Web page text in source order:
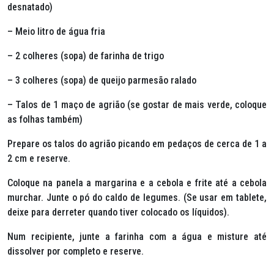
desnatado)
– Meio litro de água fria
– 2 colheres (sopa) de farinha de trigo
– 3 colheres (sopa) de queijo parmesão ralado
– Talos de 1 maço de agrião (se gostar de mais verde, coloque
as folhas também)
Prepare os talos do agrião picando em pedaços de cerca de 1 a
2 cm e reserve.
Coloque na panela a margarina e a cebola e frite até a cebola
murchar. Junte o pó do caldo de legumes. (Se usar em tablete,
deixe para derreter quando tiver colocado os líquidos).
Num recipiente, junte a farinha com a água e misture até
dissolver por completo e reserve.